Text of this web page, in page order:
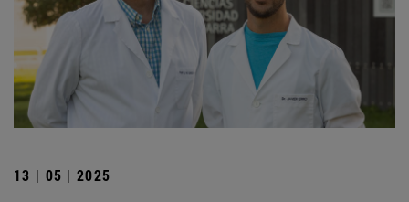
13 | 05 | 2025